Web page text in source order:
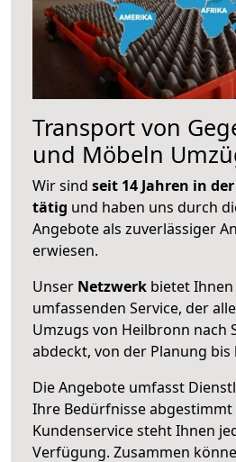
Transport von
und Möbeln
Wir sind seit 14 Jahren in
tätig und haben uns durch
Angebote als zuverlässiger
erwiesen.
Unser Netzwerk bietet Ihnen
umfassenden Service, der
Umzugs von Heilbronn nach
abdeckt, von der Planung
Die Angebote umfasst
Ihre Bedürfnisse
Kundenservice steht Ihnen
Verfügung. Zusammen